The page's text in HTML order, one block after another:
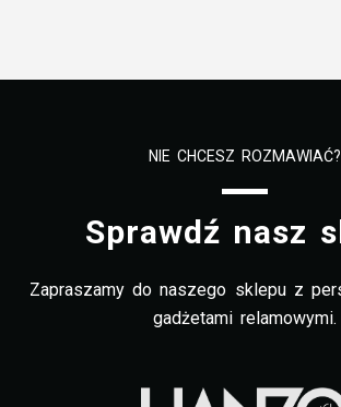
NIE CHCESZ ROZMAWIAĆ?
Sprawdź nasz
Zapraszamy do naszego sklepu z
gadżetami relamowymi.